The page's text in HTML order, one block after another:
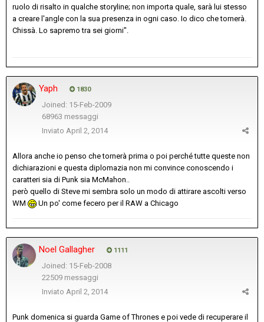
ruolo di risalto in qualche storyline; non importa quale, sarà lui stesso
a creare l'angle con la sua presenza in ogni caso. Io dico che tornerà.
Chissà. Lo sapremo tra sei giorni".
Yaph 1830
Joined: 15-Feb-2009
68963 messaggi
Inviato April 2, 2014
Allora anche io penso che tornerà prima o poi perché tutte queste non
dichiarazioni e questa diplomazia non mi convince conoscendo i
caratteri sia di Punk sia McMahon..
però quello di Steve mi sembra solo un modo di attirare ascolti verso
WM
Un po' come fecero per il RAW a Chicago
Noel Gallagher 1111
Joined: 15-Feb-2008
22509 messaggi
Inviato April 2, 2014
Punk domenica si guarda Game of Thrones e poi vede di recuperare il